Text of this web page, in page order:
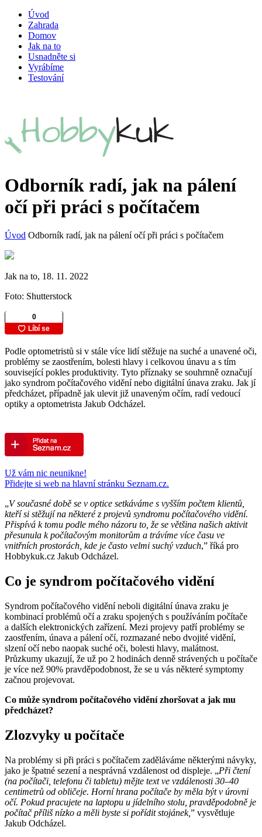
Úvod
Zahrada
Domov
Jak na to
Usnadněte si
Vyrábíme
Testování
Odborník radí, jak na pálení
očí při práci s počítačem
Úvod Odborník radí, jak na pálení očí při práci s počítačem
Jak na to, 18. 11. 2022
Foto: Shutterstock
Podle optometristů si v stále více lidí stěžuje na suché a unavené oči,
problémy se zaostřením, bolesti hlavy i celkovou únavu a s tím
související pokles produktivity. Tyto příznaky se souhrnně označují
jako syndrom počítačového vidění nebo digitální únava zraku. Jak jí
předcházet, případně jak ulevit již unaveným očím, radí vedoucí
optiky a optometrista Jakub Odcházel.
Už vám nic neunikne!
Přidejte si web na hlavní stránku Seznam.cz.
„V současné době se v optice setkáváme s vyšším počtem klientů,
kteří si stěžují na některé z projevů syndromu počítačového vidění.
Přispívá k tomu podle mého názoru to, že se většina našich aktivit
přesunula k počítačovým monitorům a trávíme více času ve
vnitřních prostorách, kde je často velmi suchý vzduch,” říká pro
Hobbykuk.cz Jakub Odcházel.
Co je syndrom počítačového vidění
Syndrom počítačového vidění neboli digitální únava zraku je
kombinací problémů očí a zraku spojených s používáním počítače
a dalších elektronických zařízení. Mezi projevy patří problémy se
zaostřením, únava a pálení očí, rozmazané nebo dvojité vidění,
slzení očí nebo naopak suché oči, bolesti hlavy, malátnost.
Průzkumy ukazují, že už po 2 hodinách denně strávených u počítače
je více než 90% pravděpodobnost, že se u vás některé symptomy
začnou projevovat.
Co může syndrom počítačového vidění zhoršovat a jak mu
předcházet?
Zlozvyky u počítače
Na problémy si při práci s počítačem zaděláváme některými návyky,
jako je špatné sezení a nesprávná vzdálenost od displeje. „Při čtení
(na počítači, telefonu či tabletu) mějte text ve vzdálenosti 30–40
centimetrů od obličeje. Horní hrana počítače by měla být v úrovni
očí. Pokud pracujete na laptopu u jídelního stolu, pravděpodobně je
počítač příliš nízko a měli byste si pořídit stojánek,” vysvětluje
Jakub Odcházel.